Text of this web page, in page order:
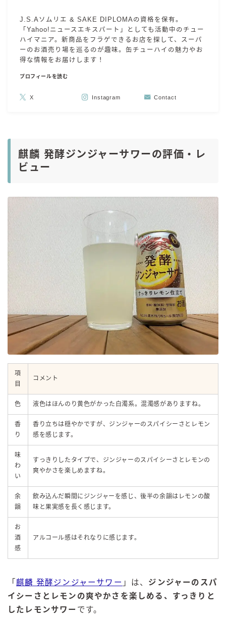
J.S.Aソムリエ & SAKE DIPLOMAの資格を保有。
「Yahoo!ニュースエキスパート」としても活動中のチュー
ハイマニア。新商品をフラゲできるお店を探して、スーパ
ーのお酒売り場を巡るのが趣味。缶チューハイの魅力やお
得な情報をお届けします！
プロフィールを読む
X Instagram Contact
麒麟 発酵ジンジャーサワーの評価・レ
ビュー
項
目
コメント
色 液色はほんのり黄色がかった白濁系。混濁感がありますね。
香
り
香り立ちは穏やかですが、ジンジャーのスパイシーさとレモン
感を感じます。
味
わ
い
すっきりしたタイプで、ジンジャーのスパイシーさとレモンの
爽やかさを楽しめますね。
余
韻
飲み込んだ瞬間にジンジャーを感じ、後半の余韻はレモンの酸
味と果実感を長く感じます。
お
酒
感
アルコール感はそれなりに感じます。
「 麒麟 発酵ジンジャーサワー 」は、 ジンジャーのスパ
イシーさとレモンの爽やかさを楽しめる、すっきりと
したレモンサワー です。